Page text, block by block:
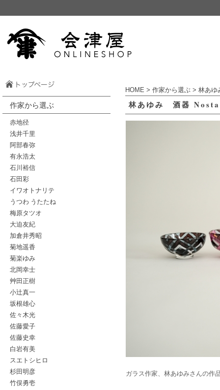
作家から選ぶ
赤地径
浅井千里
阿部春弥
有永浩太
石川裕信
石田彩
イワオトナリテ
うつわ うたたね
梅原タツオ
大迫友紀
加倉井秀昭
菊地遥香
菊楽ゆみ
北岡幸士
艸田正樹
小辻真一
坂根雄心
佐々木光
佐藤愛子
佐藤史幸
白岩有美
スエトシヒロ
杉田明彦
竹俣勇壱
HOME > 作家から選ぶ > 林あゆ
林あゆみ 酒器
ガラス作家、林あゆみさんの作